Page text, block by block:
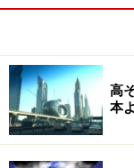
高
本